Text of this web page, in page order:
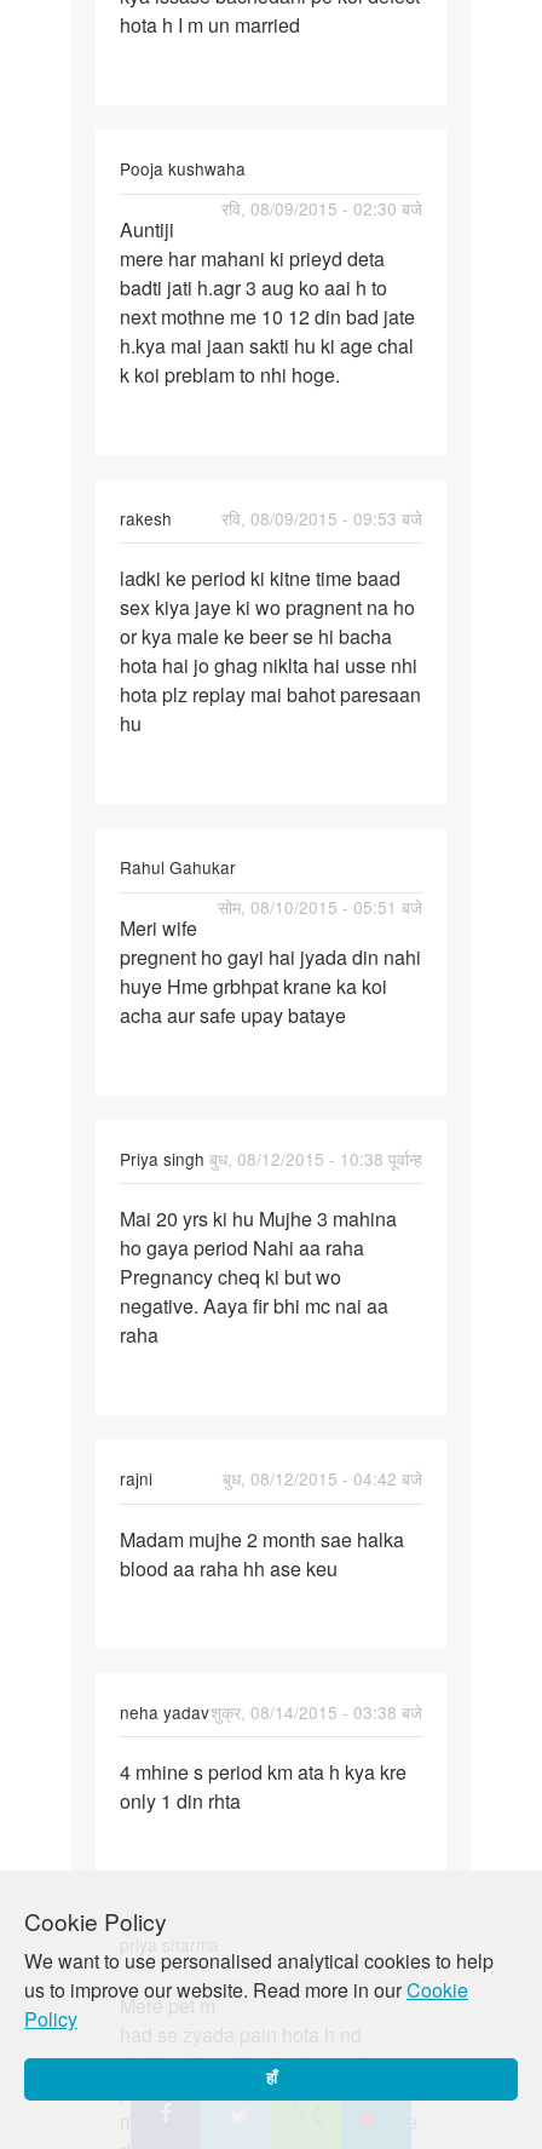
Cookie Policy
We want to use personalised analytical cookies to help
us to improve our website. Read more in ourCookie
Policy
हाँ
20
hota h I m un married
Pooja kushwaha
रवि, 08/09/2015 - 02:30 बजे
Auntiji
mere
har
mahani
ki
Auntiji
mere har mahani ki prieyd deta
badti jati h.agr 3 aug ko aai h to
next mothne me 10 12 din bad jate
h.kya mai jaan sakti hu ki age chal
k koi preblam to nhi hoge.
rakesh
रवि, 08/09/2015 - 09:53 बजे
ladki
ke
period
ki
kitne
time
ladki ke period ki kitne time baad
sex kiya jaye ki wo pragnent na ho
or kya male ke beer se hi bacha
hota hai jo ghag niklta hai usse nhi
hota plz replay mai bahot paresaan
hu
Rahul Gahukar
सोम, 08/10/2015 - 05:51 बजे
Meri
wife
pregnent
ho
Meri wife
pregnent ho gayi hai jyada din nahi
huye Hme grbhpat krane ka koi
acha aur safe upay bataye
Priya singh बुध, 08/12/2015 - 10:38 पूर्वान्ह
Mai
20
yrs
ki
hu
Mai 20 yrs ki hu Mujhe 3 mahina
ho gaya period Nahi aa raha
Pregnancy cheq ki but wo
negative. Aaya fir bhi mc nai aa
raha
rajni
बुध, 08/12/2015 - 04:42 बजे
Madam
mujhe
Madam mujhe 2 month sae halka
blood aa raha hh ase keu
neha yadavशुक्र, 08/14/2015 - 03:38 बजे
4
mhine
ata
kya
4 mhine s period km ata h kya kre
only 1 din rhta
शनि, 08/15/2015 - 01:05 बजे
पर्मालिंक
m
Mere pet m
chakkar b ate h or b physicaly
problm ho jati h m kya kru...ese m
mostly kya khana pina chaiye jisse